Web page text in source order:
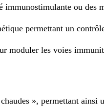
ou des
permettant un
moduler les voies
», permettant ainsi